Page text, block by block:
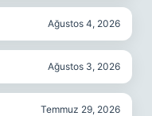
Ağustos 4, 2026
Ağustos 3, 2026
Temmuz 29, 2026